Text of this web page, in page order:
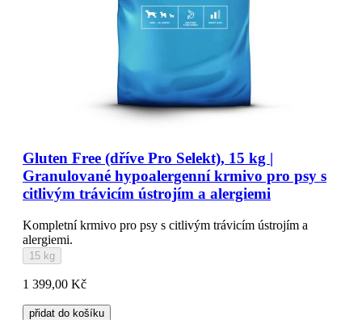
Gluten Free (dříve Pro Selekt), 15 kg |
Granulované hypoalergenní krmivo pro psy s
citlivým trávicím ústrojím a alergiemi
Kompletní krmivo pro psy s citlivým trávicím ústrojím a
alergiemi.
15 kg
1 399,00 Kč
přidat do košíku